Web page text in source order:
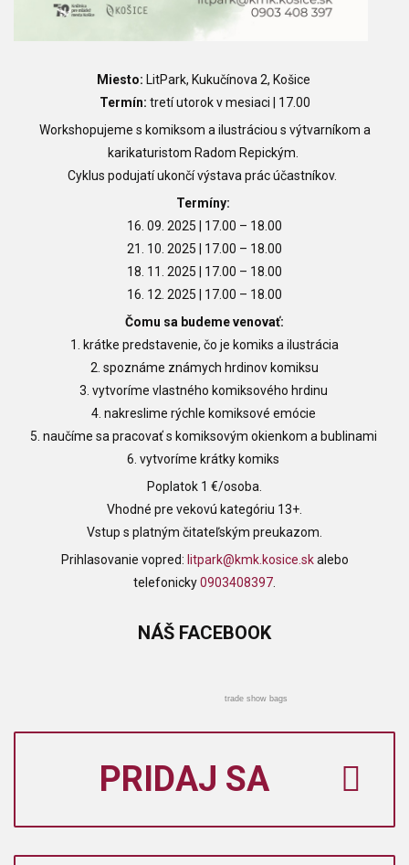
Miesto: LitPark, Kukučínova 2, Košice
Termín: tretí utorok v mesiaci | 17.00
Workshopujeme s komiksom a ilustráciou s výtvarníkom a
karikaturistom Radom Repickým.
Cyklus podujatí ukončí výstava prác účastníkov.
Termíny:
16. 09. 2025 | 17.00 – 18.00
21. 10. 2025 | 17.00 – 18.00
18. 11. 2025 | 17.00 – 18.00
16. 12. 2025 | 17.00 – 18.00
Čomu sa budeme venovať:
1. krátke predstavenie, čo je komiks a ilustrácia
2. spoznáme známych hrdinov komiksu
3. vytvoríme vlastného komiksového hrdinu
4. nakreslime rýchle komiksové emócie
5. naučíme sa pracovať s komiksovým okienkom a bublinami
6. vytvoríme krátky komiks
Poplatok 1 €/osoba.
Vhodné pre vekovú kategóriu 13+.
Vstup s platným čitateľským preukazom.
Prihlasovanie vopred: litpark@kmk.kosice.skalebo
telefonicky0903408397
NÁŠ FACEBOOK
trade show bags
PRIDAJ SA